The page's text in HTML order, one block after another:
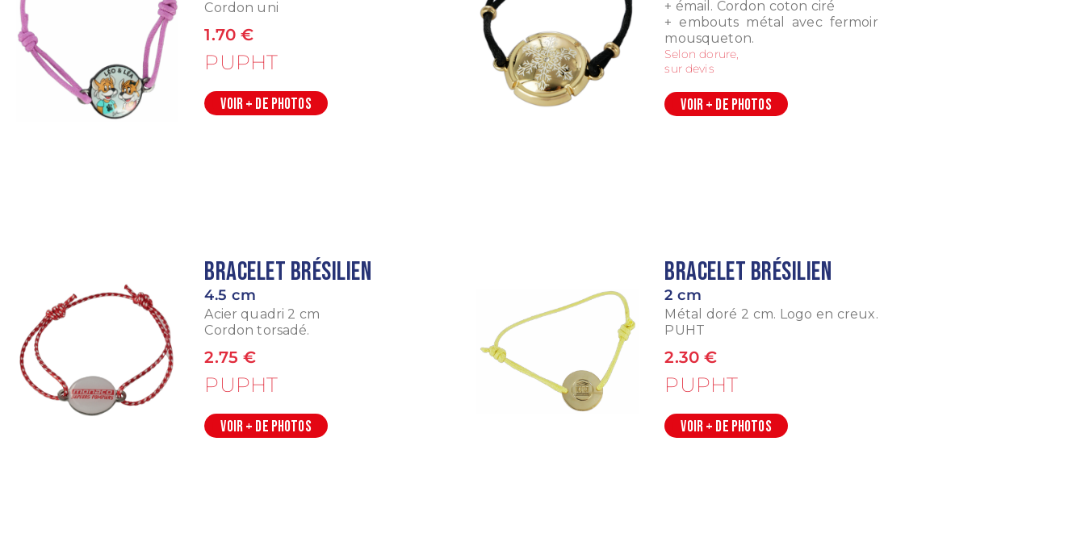
Cordon uni
1.70 €
PUPHT
VOIR + DE PHOTOS
+ émail. Cordon coton ciré
+ embouts métal avec fermoir
mousqueton.
Selon dorure,
sur devis
VOIR + DE PHOTOS
Bracelet brésilien
4.5 cm
Acier quadri 2 cm
Cordon torsadé.
2.75 €
PUPHT
VOIR + DE PHOTOS
Bracelet brésilien
2 cm
Métal doré 2 cm. Logo en creux.
PUHT
2.30 €
PUPHT
VOIR + DE PHOTOS